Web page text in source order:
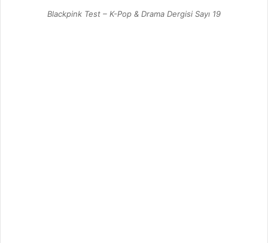
Blackpink Test – K-Pop & Drama Dergisi Sayı 19